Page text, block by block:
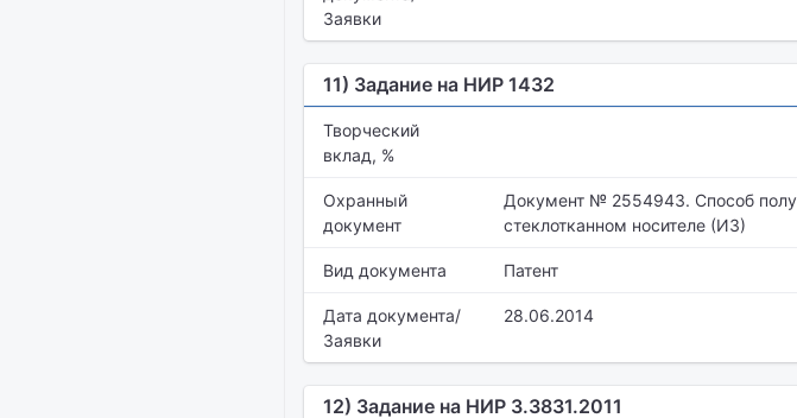
Заявки
11) Задание на НИР 1432
Творческий
вклад, %
Охранный
документ
Документ № 2554943. Способ
стеклотканном носителе (ИЗ)
Вид документа Патент
Дата документа/
Заявки
28.06.2014
12) Задание на НИР 3.3831.2011